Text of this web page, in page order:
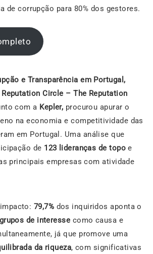
de corrupção para 80% dos gestores.
e Transparência em Portugal,
Reputation Circle – The Reputation
com a Kepler, procurou apurar o
na economia e competitividade das
em Portugal. Uma análise que
de 123 lideranças de topoe
principais empresas com atividade
79,7% dos inquiridos aponta o
de interesse como causa e
já que promove uma
da riqueza, com significativas